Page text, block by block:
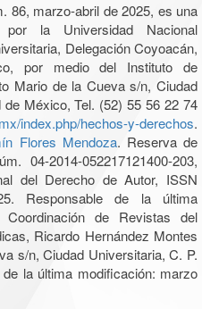
86, marzo-abril de 2025, es una
por la Universidad Nacional
Delegación Coyoacán,
por medio del Instituto de
Mario de la Cueva s/n, Ciudad
México, Tel. (52) 55 56 22 74
index.php/hechos-y-derechos.
Flores Mendoza. Reserva de
04-2014-052217121400-203,
del Derecho de Autor, ISSN
Responsable de la última
de Revistas del
Ricardo Hernández Montes
s/n, Ciudad Universitaria, C. P.
la última modificación: marzo